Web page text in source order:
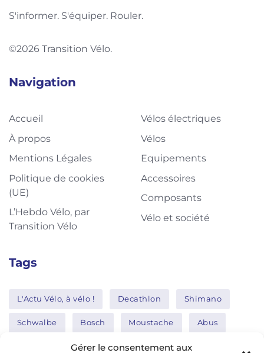
Gérer le consentement aux
S'informer. S'équiper. Rouler.
©2026 Transition Vélo.
Navigation
Accueil
À propos
Mentions Légales
Politique de cookies
(UE)
L’Hebdo Vélo, par
Transition Vélo
Vélos électriques
Vélos
Equipements
Accessoires
Composants
Vélo et société
Tags
L'Actu Vélo, à vélo ! Decathlon Shimano
Schwalbe Bosch Moustache Abus
Thule Nakamura